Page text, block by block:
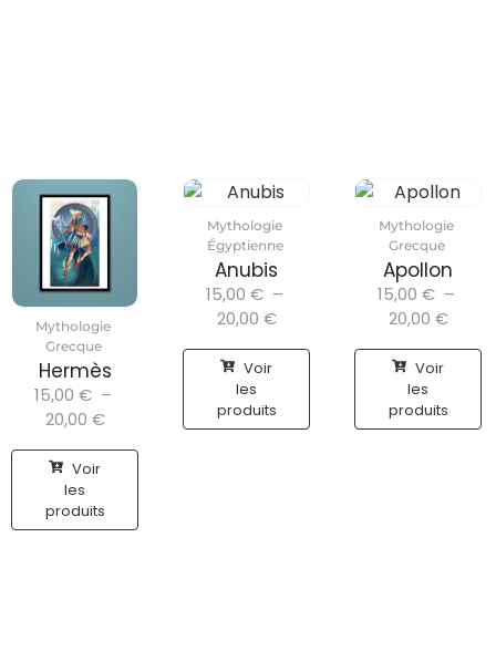
Mythologie
Grecque
Hermès
15,00 € –
20,00 €
Voir
les
produits
Mythologie
Égyptienne
Anubis
15,00 € –
20,00 €
Voir
les
produits
Mythologie
Grecque
Apollon
15,00 € –
20,00 €
Voir
les
produits